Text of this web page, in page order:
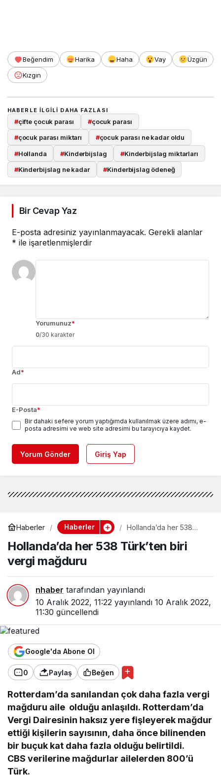
Beğendim Harika Haha Vay
Üzgün
Kızgın
HABERLE ILGILI DAHA FAZLASI
#çifte çocuk parası #çocuk parası
#çocuk parası miktarı #çocuk parası ne kadar oldu
#Hollanda #Kinderbijslag #Kinderbijslag miktarları
#Kinderbijslag ne kadar #Kinderbijslag ödeneğ
Bir Cevap Yaz
E-posta adresiniz yayınlanmayacak. Gerekli alanlar
* ile işaretlenmişlerdir
Yorumunuz*
0/30 karakter
Ad*
E-Posta*
Bir dahaki sefere yorum yaptığımda kullanılmak üzere adımı, e-
posta adresimi ve web site adresimi bu tarayıcıya kaydet.
Yorum Gönder Giriş Yap
Haberler Haberler
Hollanda’da her 538
mağduru
Hollanda’da her 538 Türk’ten biri
vergi mağduru
nhaber tarafından yayınlandı
10 Aralık 2022, 11:22 yayınlandı 10 Aralık 2022,
11:30 güncellendi
Google'da Abone Ol
0 Paylaş Beğen
Rotterdam’da sanılandan çok daha fazla vergi
mağduru aile olduğu anlaşıldı. Rotterdam’da
Vergi Dairesinin haksız yere fişleyerek mağdur
ettiği kişilerin sayısının, daha önce bilinenden
bir buçuk kat daha fazla olduğu belirtildi.
CBS verilerine mağdurlar ailelerden 800’ü
Türk.